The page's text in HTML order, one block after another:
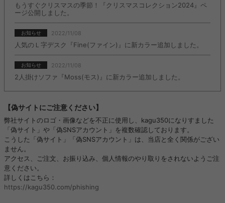
もうすぐクリスマスの季節！『クリスマスコレクション2024』ペ
ージ公開しました。
お知らせ 2022/11/08
人気のＬ字デスク『Fine(ファイン)』に新カラー追加しました。
お知らせ 2022/11/08
2人掛けソファ『Moss(モス)』に新カラー追加しました。
【偽サイトにご注意ください】
弊社サイトのロゴ・画像などを不正に使用し、kagu350になりすました
「偽サイト」や「偽SNSアカウント」を複数確認しております。
こうした「偽サイト」「偽SNSアカウント」は、当店と全く関係がござい
ません。
アクセス、ご注文、お振り込み、個人情報のやり取りをされないようご注
意ください。
詳しくはこちら：
https://kagu350.com/phishing